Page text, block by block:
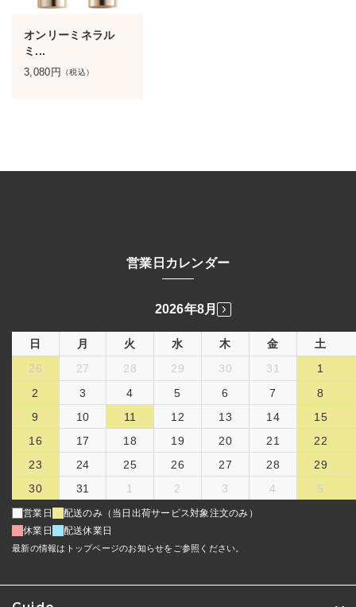
オンリーミネラル
ミ...
3,080 円 （税込）
営業日カレンダー
2026年8月
日 月 火 水 木 金
土
26
27 28 29 30 31
1
2
3 4 5 6 7
8
9
10 11 12 13 14
15
16
17 18 19 20 21
22
23
24 25 26 27 28
29
30
31 1 2 3 4 5
営業日
配送のみ（当日出荷サービス対象注文のみ）
休業日
配送休業日
最新の情報はトップページのお知らせをご参照ください。